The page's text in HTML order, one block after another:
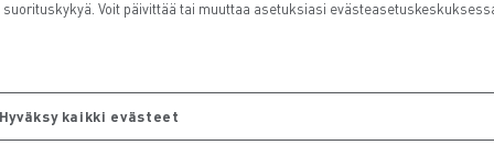
Voit päivittää tai muuttaa asetuksiasi
Hyväksy kaikki evästeet